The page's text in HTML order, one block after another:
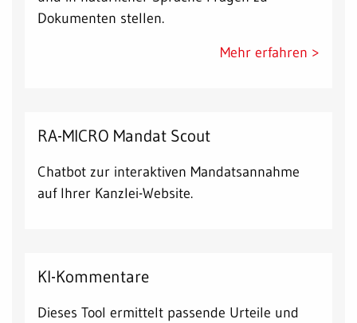
Dokumenten stellen.
Mehr erfahren >
RA-MICRO Mandat Scout
Chatbot zur interaktiven Mandatsannahme
auf Ihrer Kanzlei-Website.
KI-Kommentare
Dieses Tool ermittelt passende Urteile und